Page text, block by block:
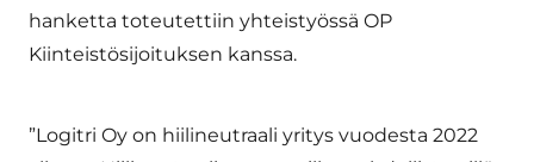
hanketta toteutettiin yhteistyössä OP
Kiinteistösijoituksen kanssa.
”Logitri Oy on hiilineutraali yritys vuodesta 2022